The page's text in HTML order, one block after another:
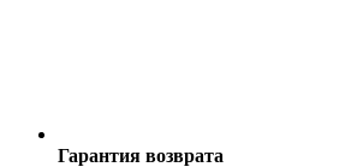
Гарантия возврата